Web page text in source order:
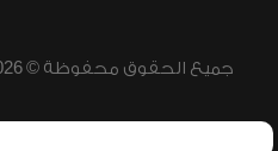
جميع الحقوق محفوظة © 2026 - 1998 لشبكة إسلام ويب